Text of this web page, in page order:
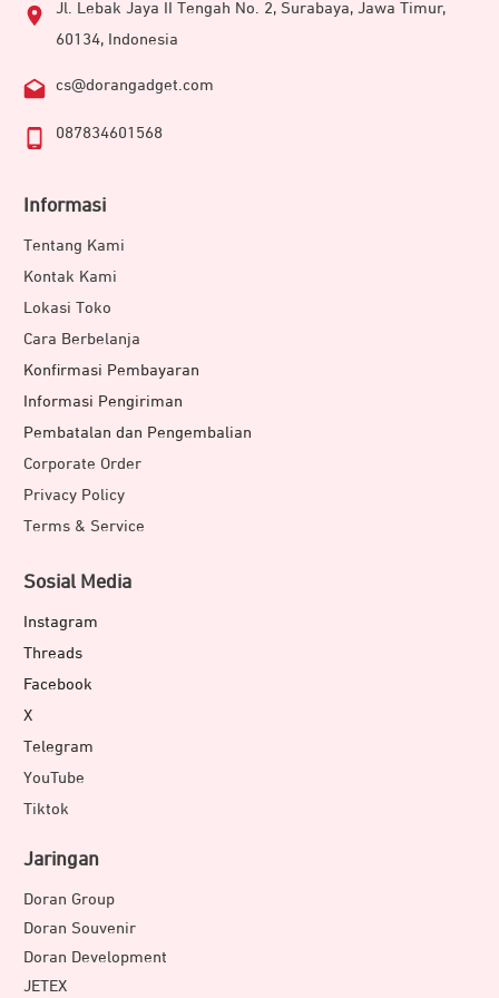
iPhone 16 Pro membawa perekaman video ke level baru
dengan 4K 120fps Dolby Vision, kombinasi resolusi dan
frame rate tertinggi, berkat kamera Fusion 48MP dengan
sensorquad-pixel generasi kedua dan chip A18 Pro yang
bertenaga. Anda juga dapat menyesuaikan kecepatan
pemutaran setelah merekam melalui aplikasi Photos yang
diperbarui dalam mempermudah editing. Half-speed
yang bisa memberikan efek dreamy pada video Anda dan
24 fps playback: Memberikan nuansa sinematik yang
Fitur Audio Mix, Bikin Suara Terdengar
Jelas
Didukung oleh kecerdasan canggih dan Spatial Audio,
fitur Audio Mix memungkinkan Anda menyesuaikan suara
Jl. Lebak Jaya II Tengah No. 2, Surabaya, Jawa Timur,
60134, Indonesia
cs@dorangadget.com
087834601568
Informasi
Tentang Kami
Kontak Kami
Lokasi Toko
Cara Berbelanja
Konfirmasi Pembayaran
Informasi Pengiriman
Pembatalan dan Pengembalian
Corporate Order
Privacy Policy
Terms & Service
Sosial Media
Instagram
Threads
Facebook
X
Telegram
YouTube
Tiktok
Jaringan
Doran Group
Doran Souvenir
Doran Development
JETEX